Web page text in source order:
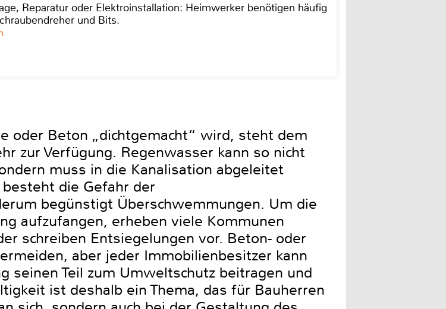
Reparatur oder Elektroinstallation: Heimwerker benötigen häufig
und Bits.
oder Beton „dichtgemacht“ wird, steht dem
zur Verfügung. Regenwasser kann so nicht
muss in die Kanalisation abgeleitet
die Gefahr der
begünstigt Überschwemmungen. Um die
aufzufangen, erheben viele Kommunen
schreiben Entsiegelungen vor. Beton- oder
aber jeder Immobilienbesitzer kann
seinen Teil zum Umweltschutz beitragen und
ist deshalb ein Thema, das für Bauherren